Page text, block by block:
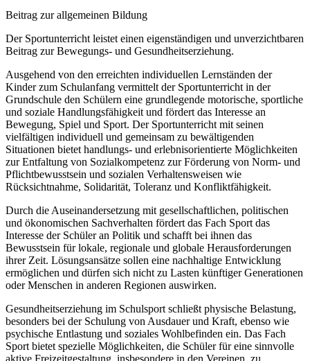
Beitrag zur allgemeinen Bildung
Der Sportunterricht leistet einen eigenständigen und unverzichtbaren
Beitrag zur Bewegungs- und Gesundheitserziehung.
Ausgehend von den erreichten individuellen Lernständen der
Kinder zum Schulanfang vermittelt der Sportunterricht in der
Grundschule den Schülern eine grundlegende motorische, sportliche
und soziale Handlungsfähigkeit und fördert das Interesse an
Bewegung, Spiel und Sport. Der Sportunterricht mit seinen
vielfältigen individuell und gemeinsam zu bewältigenden
Situationen bietet handlungs- und erlebnisorientierte Möglichkeiten
zur Entfaltung von Sozialkompetenz zur Förderung von Norm- und
Pflichtbewusstsein und sozialen Verhaltensweisen wie
Rücksichtnahme, Solidarität, Toleranz und Konfliktfähigkeit.
Durch die Auseinandersetzung mit gesellschaftlichen, politischen
und ökonomischen Sachverhalten fördert das Fach Sport das
Interesse der Schüler an Politik und schafft bei ihnen das
Bewusstsein für lokale, regionale und globale Herausforderungen
ihrer Zeit. Lösungsansätze sollen eine nachhaltige Entwicklung
ermöglichen und dürfen sich nicht zu Lasten künftiger Generationen
oder Menschen in anderen Regionen auswirken.
Gesundheitserziehung im Schulsport schließt physische Belastung,
besonders bei der Schulung von Ausdauer und Kraft, ebenso wie
psychische Entlastung und soziales Wohlbefinden ein. Das Fach
Sport bietet spezielle Möglichkeiten, die Schüler für eine sinnvolle
aktive Freizeitgestaltung, insbesondere in den Vereinen, zu